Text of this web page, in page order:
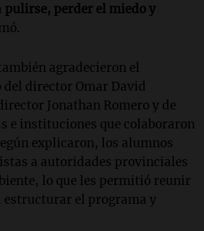
pulirse, perder el miedo y
agradecieron el
director Omar David
Jonathan Romero y de
e instituciones que colaboraron
explicaron, los alumnos
a autoridades provinciales
lo que les permitió reunir
el programa y